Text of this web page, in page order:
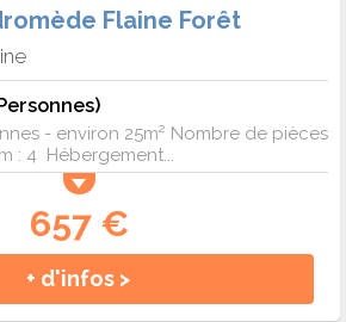
Flaine Forêt
- environ 25m² Nombre de pièces
: 4 Hébergement...
657 €
+ d'infos >